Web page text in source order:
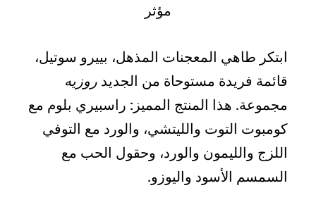
مؤثر
ابتكر طاهي المعجنات المذهل، بييرو سوتيل،
قائمة فريدة مستوحاة من الجديد روزيه
مجموعة. هذا المنتج المميز: راسبيري بلوم مع
كومبوت التوت والليتشي، والورد مع التوفي
اللزج والليمون والورد، وحقول الحب مع
السمسم الأسود واليوزو.